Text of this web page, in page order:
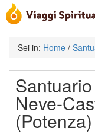
Sei in: Home /
Neve-
(Potenza)